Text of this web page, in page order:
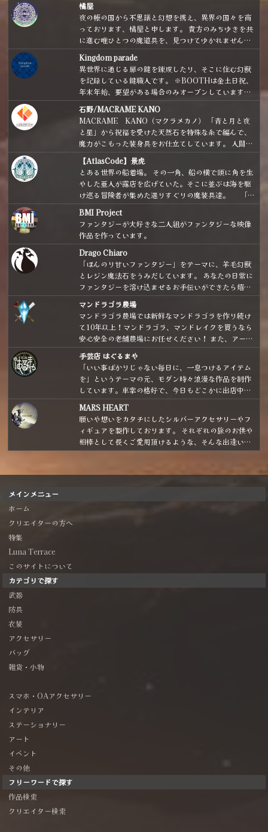
橘屋
夜の帳の国から不思議と幻想を携え、異界の国々を商
っております、橘屋と申します。 貴方のみちゆきを共
に進む唯ひとつの魔道具を、見つけてゆかれません
か。
Kingdom parade
異世界に通じる扉の鍵を錬成したり、そこに住む幻獣
を記録している鍵職人です。 ※BOOTHは金土日祝、
年末年始、要望がある場合のみオープンしています。
※実店舗に委託している作品も掲載しています。
石野/MACRAME KANO
MACRAME KANO（マクラメカノ） 「青と月と夜
と星」から祝福を受けた天然石を特殊な糸で編んで、
魔力がこもった装身具をお仕立てしています。 人間界
で隠れ魔女・魔法使いとして生活している方へ向け
て、普通の人がパッと見て「魔法使いだ」と分かりに
くいような、魔女さん、魔法使いさんのための装身具
をお届けしております。日常使いしやすいカジュアル
シンプルなデザインがメインです。 お家でぼっちアフ
タヌーンティーが趣味です。赤い屋根の海の見える高
台にアトリエを構えるのが夢です。 （補足：店主、ポ
ポクロ、FF6、クロノ、テイルズ、ドラクエで育ちま
した。）
【AtlasCode】景虎
とある世界の船着場。 その一角、船の横で頭に角を生
やした亜人が露店を広げていた。そこに並ぶは海を駆
け巡る冒険者が集めた選りすぐりの魔装具達。 「や
ぁやぁいらっしゃい！ 船長が集めた道具、ちょっと癖
が強いものもあるけど、ぜひ見ていってよ！ 道具の方
から気に入られちゃったらごめんね！！」
BMI Project
ファンタジーが大好きな二人組がファンタジーな映像
作品を作っています。
Drago Chiaro
「ほんのり甘いファンタジー」をテーマに、羊毛幻獣
とレジン魔法石をうみだしています。 あなたの日常に
ファンタジーを溶け込ませるお手伝いができたら嬉し
いです。
マンドラゴラ農場
マンドラゴラ農場では新鮮なマンドラゴラを作り続け
て10年以上！マンドラゴラ、マンドレイクを買うなら
安心安全の老舗農場にお任せください！ また、アート
ドールや魔法の小瓶など様々な魔法雑貨も取り扱いあ
り。よろしくおねがいします。
手芸店 はぐるまや
「いい事ばかりじゃない毎日に、一息つけるアイテム
を」というテーマの元、モダン時々浪漫な作品を制作
しています。車掌の格好で、今日もどこかに出店中。
気分は「銀河鉄道を駆り、星々をめぐりながら商いを
する魔法雑貨商」です。
MARS HEART
願いや想いをカタチにしたシルバーアクセサリーやフ
ィギュアを製作しております。 それぞれの旅のお供や
相棒として長くご愛用頂けるような、そんな出逢いと
なれたら嬉しいです！
メインメニュー
ホーム
クリエイターの方へ
特集
Luna Terrace
このサイトについて
カテゴリで探す
武器
防具
衣装
アクセサリー
バッグ
雑貨・小物
スマホ・OAアクセサリー
インテリア
ステーショナリー
アート
イベント
その他
フリーワードで探す
作品検索
クリエイター検索